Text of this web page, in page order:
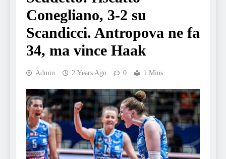
Conegliano, 3-2 su
Scandicci. Antropova ne fa
34, ma vince Haak
Admin 2 Years Ago 0 1 Mins